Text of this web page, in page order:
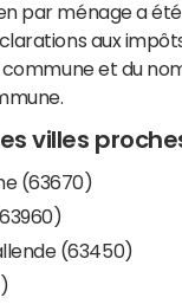
par ménage a
aux
commune et du
villes
(63670)
(63450)